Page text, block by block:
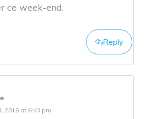
ce week-end.
Reply
2018 at 6:43 pm